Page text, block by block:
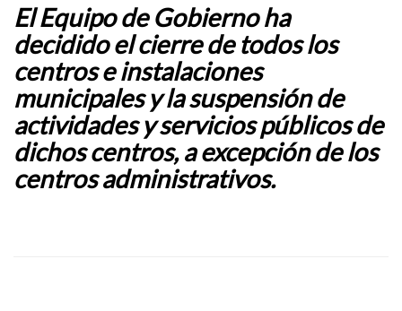
El Equipo de Gobierno ha
decidido el cierre de todos los
centros e instalaciones
municipales y la suspensión de
actividades y servicios públicos de
dichos centros, a excepción de los
centros administrativos.